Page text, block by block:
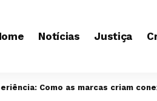
Notícias Justiça
Como as marcas criam